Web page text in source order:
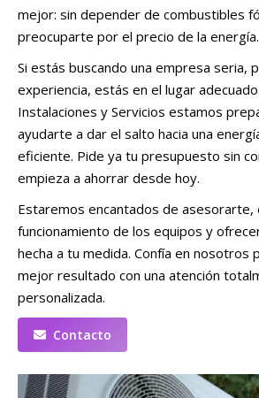
mejor: sin depender de combustibles
preocuparte por el precio de la energía.
Si estás buscando una empresa seria,
experiencia, estás en el lugar
Instalaciones y Servicios estamos
ayudarte a dar el salto hacia una
eficiente. Pide ya tu presupuesto sin
empieza a ahorrar desde hoy.
Estaremos encantados de asesorarte,
funcionamiento de los equipos y
hecha a tu medida. Confía en nosotros
mejor resultado con una atención
personalizada.
Contacto